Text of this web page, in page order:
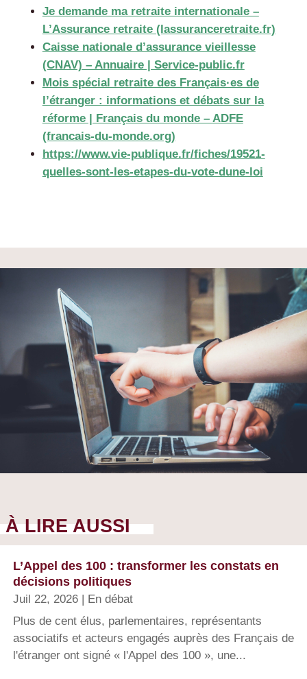
Je demande ma retraite internationale –
L’Assurance retraite (lassuranceretraite.fr)
Caisse nationale d’assurance vieillesse
(CNAV) – Annuaire | Service-public.fr
Mois spécial retraite des Français·es de
l’étranger : informations et débats sur la
réforme | Français du monde – ADFE
(francais-du-monde.org)
https://www.vie-publique.fr/fiches/19521-
quelles-sont-les-etapes-du-vote-dune-loi
À LIRE AUSSI
L’Appel des 100 : transformer les constats en
décisions politiques
Juil 22, 2026 | En débat
Plus de cent élus, parlementaires, représentants
associatifs et acteurs engagés auprès des Français de
l'étranger ont signé « l'Appel des 100 », une...